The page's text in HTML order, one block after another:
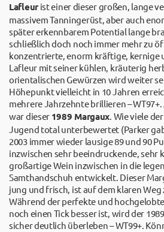
Lafleurist einer dieser großen, lange
massivem Tanningerüst, aber auch
später erkennbarem Potential lange
schließlich doch noch immer mehr zu
konzentrierte, enorm kräftige, kernige
Lafleur mit seiner kühlen, kräuterig
orientalischen Gewürzen wird weiter
Höhepunkt vielleicht in 10 Jahren
mehrere Jahrzehnte brillieren –
war dieser 1989 Margaux. Wie viele
Jugend total unterbewertet (Parker
2003 immer wieder lausige 89 und 90
inzwischen sehr beeindruckende, sehr
großartige Wein inzwischen in die
Samthandschuh entwickelt. Dieser
jung und frisch, ist auf dem klaren
Während der perfekte und
noch einen Tick besser ist, wird der
sicher deutlich überleben – WT99+.